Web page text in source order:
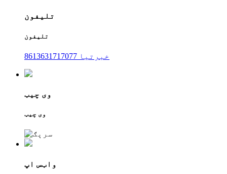
تلیفون
تلیفون
8613631717077 خبرتیا
وی چیټ
وی چیټ
واټس اپ